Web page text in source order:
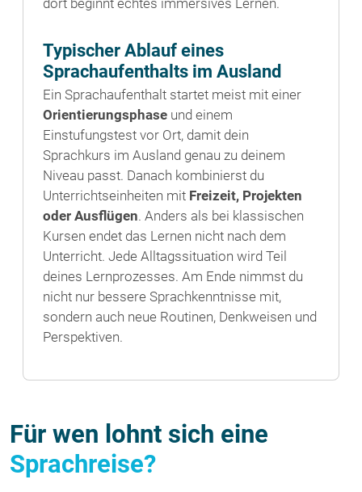
Typischer Ablauf eines
Sprachaufenthalts im Ausland
Ein Sprachaufenthalt startet meist mit einer
Orientierungsphase und einem
Einstufungstest vor Ort, damit dein
Sprachkurs im Ausland genau zu deinem
Niveau passt. Danach kombinierst du
Unterrichtseinheiten mit Freizeit, Projekten
oder Ausflügen. Anders als bei klassischen
Kursen endet das Lernen nicht nach dem
Unterricht. Jede Alltagssituation wird Teil
deines Lernprozesses. Am Ende nimmst du
nicht nur bessere Sprachkenntnisse mit,
sondern auch neue Routinen, Denkweisen und
Perspektiven.
Für wen lohnt sich eine
Sprachreise?